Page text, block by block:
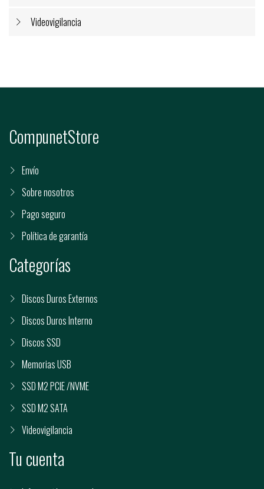
Videovigilancia
CompunetStore
Envío
Sobre nosotros
Pago seguro
Política de garantía
Categorías
Discos Duros Externos
Discos Duros Interno
Discos SSD
Memorias USB
SSD M2 PCIE /NVME
SSD M2 SATA
Videovigilancia
Tu cuenta